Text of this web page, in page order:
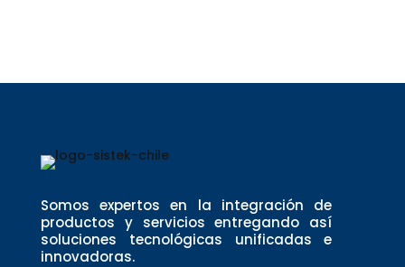
Somos expertos en la integración de
productos y servicios entregando así
soluciones tecnológicas unificadas e
innovadoras.